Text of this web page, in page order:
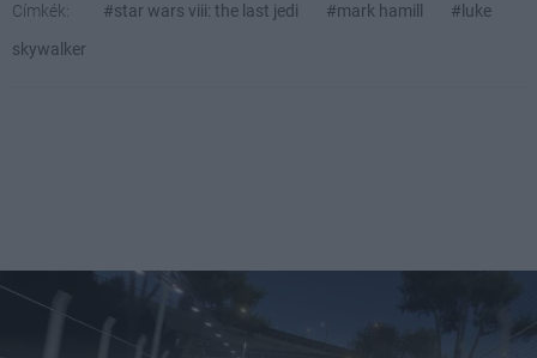
Címkék: #star wars viii: the last jedi #mark hamill
#luke
skywalker